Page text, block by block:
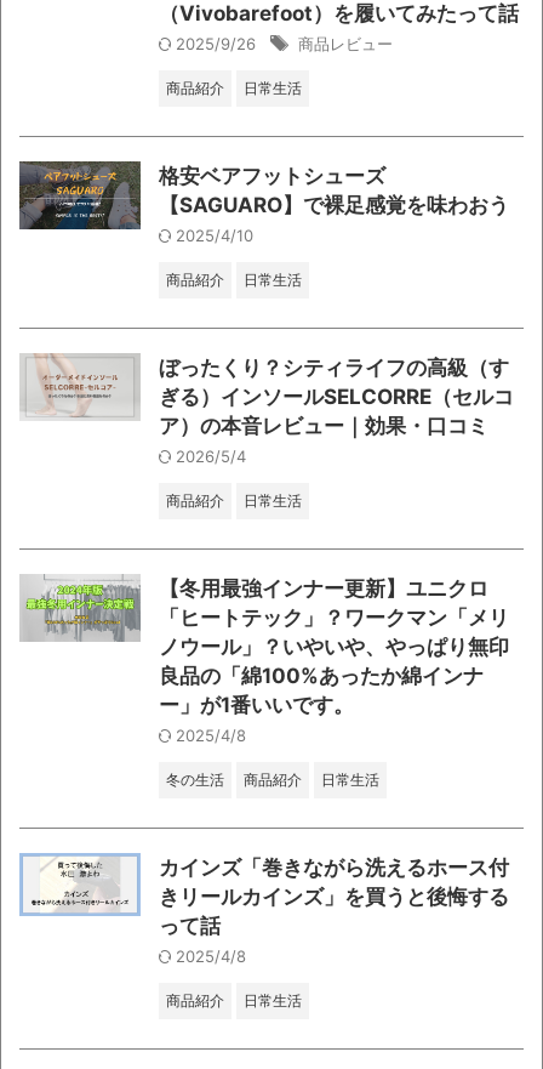
（Vivobarefoot）を履いてみたって話
2025/9/26 商品レビュー
商品紹介 日常生活
格安ベアフットシューズ
【SAGUARO】で裸足感覚を味わおう
2025/4/10
商品紹介 日常生活
ぼったくり？シティライフの高級（す
ぎる）インソールSELCORRE（セルコ
ア）の本音レビュー｜効果・口コミ
2026/5/4
商品紹介 日常生活
【冬用最強インナー更新】ユニクロ
「ヒートテック」？ワークマン「メリ
ノウール」？いやいや、やっぱり無印
良品の「綿100%あったか綿インナ
ー」が1番いいです。
2025/4/8
冬の生活 商品紹介 日常生活
カインズ「巻きながら洗えるホース付
きリールカインズ」を買うと後悔する
って話
2025/4/8
商品紹介 日常生活